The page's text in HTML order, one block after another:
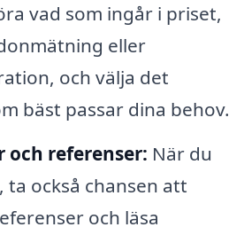
vad som ingår i priset,
eller
och välja det
bäst passar dina behov.
och referenser: När du
också chansen att
och läsa